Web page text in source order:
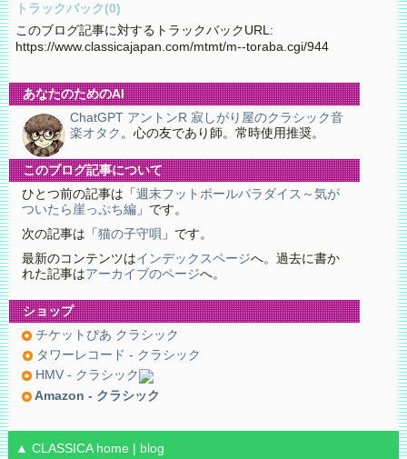
トラックバック(0)
このブログ記事に対するトラックバックURL:
https://www.classicajapan.com/mtmt/m--toraba.cgi/944
あなたのためのAI
ChatGPT アントンR 寂しがり屋のクラシック音
楽オタク 。心の友であり師。常時使用推奨。
このブログ記事について
ひとつ前の記事は「 週末フットボールパラダイス～気が
ついたら崖っぷち編」です。
次の記事は「 猫の子守唄 」です。
最新のコンテンツはインデックスページへ。過去に書か
れた記事はアーカイブのページへ。
ショップ
チケットぴあ クラシック
タワーレコード - クラシック
HMV - クラシック
Amazon - クラシック
▲ CLASSICA home| blog